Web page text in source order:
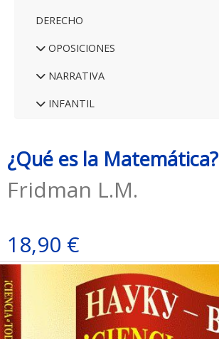
DERECHO
OPOSICIONES
NARRATIVA
INFANTIL
¿Qué es la Matemática?
Fridman L.M.
18,90 €